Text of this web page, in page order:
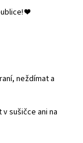
❤️
neždímat a
sušičce ani na